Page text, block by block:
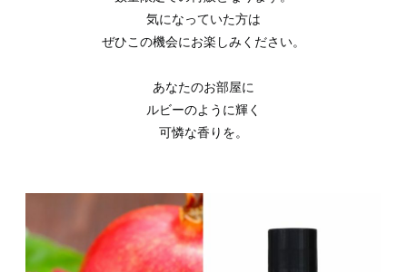
気になっていた方は
ぜひこの機会にお楽しみください。
あなたのお部屋に
ルビーのように輝く
可憐な香りを。